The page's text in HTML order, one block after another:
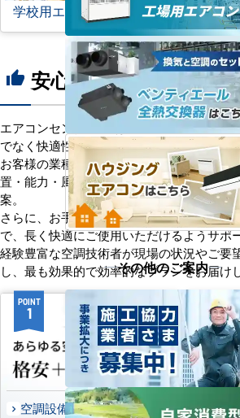
学校用エアコン
thumb_up 安心の8つのポイント
エアコンセンターACは、「格安＋α」の価
でなく快適性と機能性にもこだわっていま
お客様の業種や施設の形態に合わせて、室
置・能力・風向きなどを総合的に検討し、
案。
さらに、お手入れのしやすさやメンテナン
で、長く快適にご使用いただけるようサポ
経験豊富な空調技術者が現場の状況やご要
し、最も効果的で効率的なプランをお届け
POINT
1
空調設備のご提案について
POINT
2
選ば
その他のご案内